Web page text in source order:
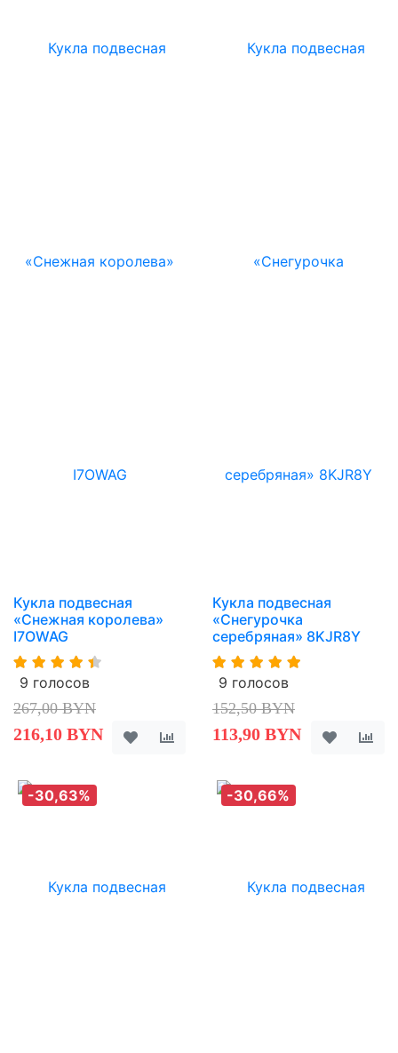
Кукла подвесная
«Снежная королева»
I7OWAG
9 голосов
267,00 BYN
216,10 BYN
Кукла подвесная
«Снегурочка
серебряная» 8KJR8Y
9 голосов
152,50 BYN
113,90 BYN
-30,63% -30,66%